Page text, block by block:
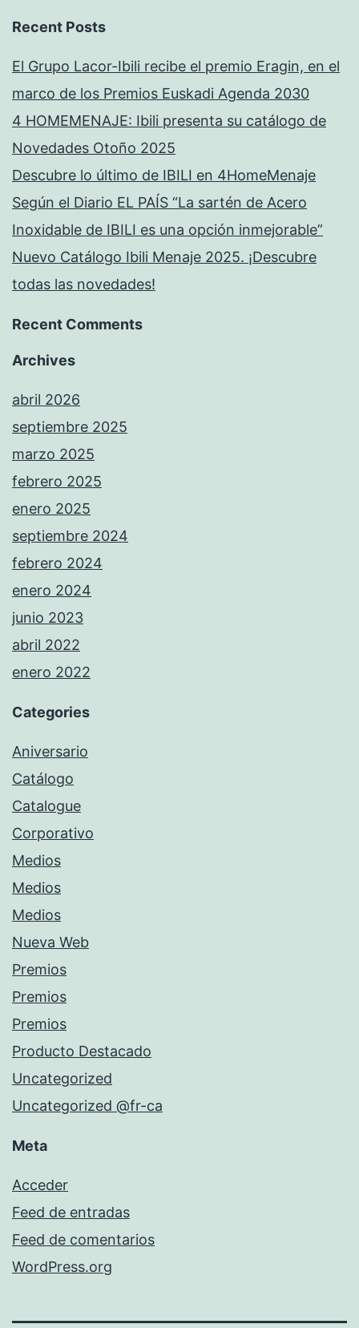
Recent Posts
El Grupo Lacor-Ibili recibe el premio Eragin, en el
marco de los Premios Euskadi Agenda 2030
4 HOMEMENAJE: Ibili presenta su catálogo de
Novedades Otoño 2025
Descubre lo último de IBILI en 4HomeMenaje
Según el Diario EL PAÍS “La sartén de Acero
Inoxidable de IBILI es una opción inmejorable”
Nuevo Catálogo Ibili Menaje 2025. ¡Descubre
todas las novedades!
Recent Comments
Archives
abril 2026
septiembre 2025
marzo 2025
febrero 2025
enero 2025
septiembre 2024
febrero 2024
enero 2024
junio 2023
abril 2022
enero 2022
Categories
Aniversario
Catálogo
Catalogue
Corporativo
Medios
Medios
Medios
Nueva Web
Premios
Premios
Premios
Producto Destacado
Uncategorized
Uncategorized @fr-ca
Meta
Acceder
Feed de entradas
Feed de comentarios
WordPress.org